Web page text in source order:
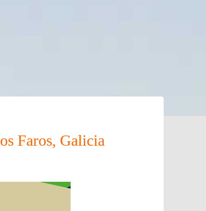
Faros, Galicia